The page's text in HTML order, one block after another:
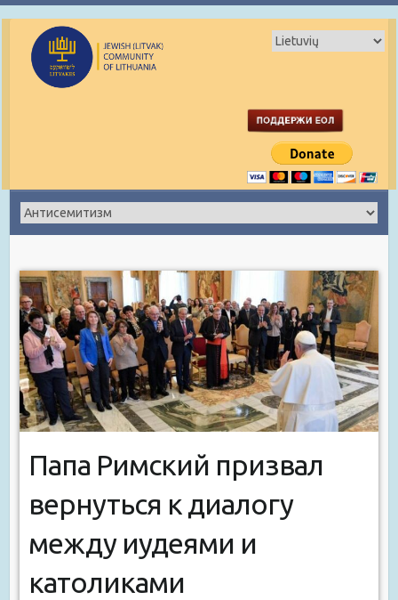
Папа Римский призвал
вернуться к диалогу
между иудеями и
католиками